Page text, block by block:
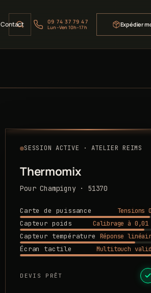
Contact 09 74 37 79 47
Lun–Ven 10h–17h Expédier
SESSION ACTIVE · ATELIER REIMS
Thermomix
Pour Champigny · 51370
Carte de puissance
Tensions
Capteur poids
Calibrage à 0,01
Capteur température Réponse
Écran tactile
Multitouch
DEVIS PRÊT